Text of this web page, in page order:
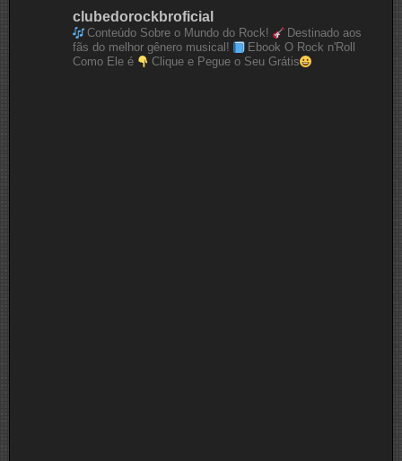
clubedorockbroficial
Conteúdo Sobre o Mundo do Rock!
Destinado aos
fãs do melhor gênero musical!
Ebook O Rock n'Roll
Como Ele é
Clique e Pegue o Seu Grátis